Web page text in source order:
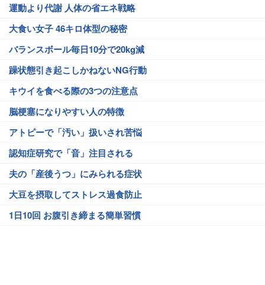
運動より代謝 人体の省エネ戦略
大食い女子 46キロ体型の秘密
バランスボール毎日10分で20kg減
躁状態引き起こしかねないNG行動
キウイを食べる際の3つの注意点
脳梗塞になりやすい人の特徴
アトピーで「汚い」扱いされ苦悩
認知症研究で「音」注目される
夫の「産後うつ」にみられる症状
大豆を摂取してストレス過食防止
1日10回 お腹引き締まる簡単習慣